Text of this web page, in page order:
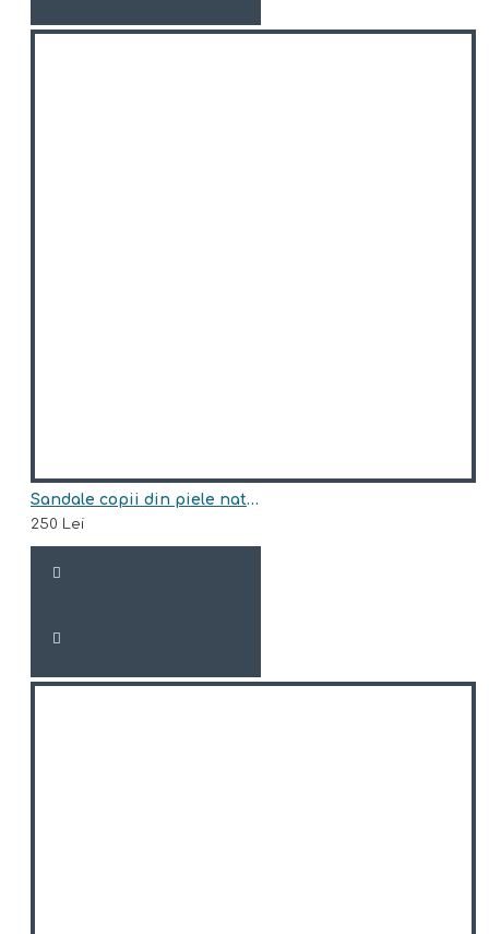
Sandale copii din piele naturala model THOMAS
250 Lei